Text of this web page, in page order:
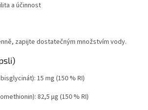
a účinnost
zapijte dostatečným množstvím vody.
15 mg (150 % RI)
82,5 µg (150 % RI)